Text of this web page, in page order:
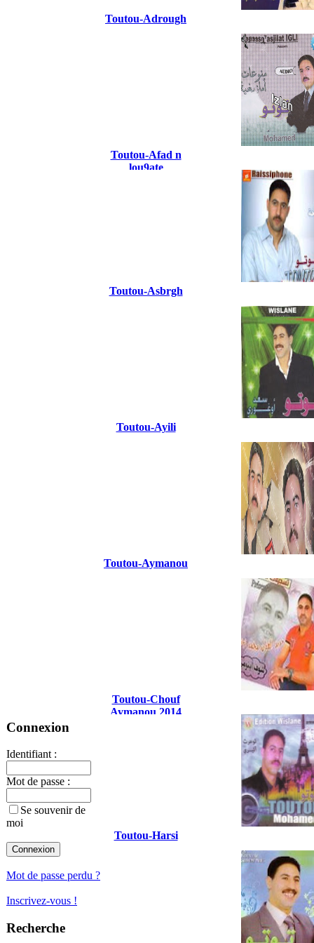
Connexion
Identifiant :
Mot de passe :
Se souvenir de
moi
Mot de passe perdu ?
Inscrivez-vous !
Recherche
Toutou-Adrough
Toutou-Afad n
lou9ate
Toutou-Asbrgh
Toutou-Ayili
Toutou-Aymanou
Toutou-Chouf
Aymanou 2014
Toutou-Harsi